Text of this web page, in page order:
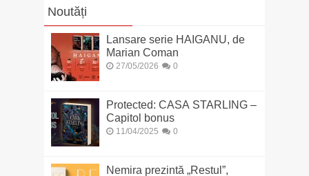
Noutăți
Lansare serie HAIGANU, de
Marian Coman
27/05/2026 0
Protected: CASA STARLING –
Capitol bonus
11/04/2025 0
Nemira prezintă „Restul”,